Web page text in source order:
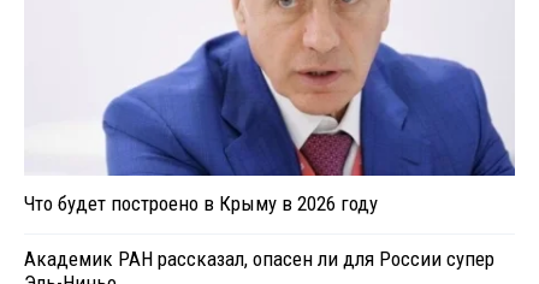
Что будет построено в Крыму в 2026 году
Академик РАН рассказал, опасен ли для России супер